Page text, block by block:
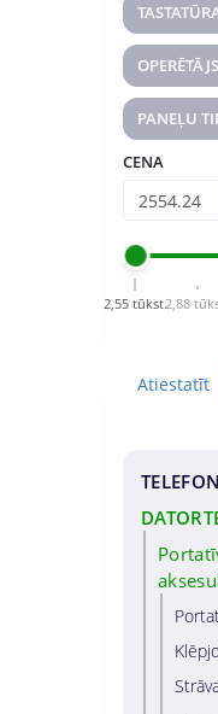
PANEĻU
CENA
2,55 tūkst.2,88
Atiestatīt
Īpaši
tālruņi